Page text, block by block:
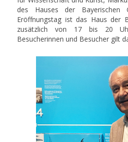
des Hauses der Bayerischen
Eröffnungstag ist das Haus der
zusätzlich von 17 bis 20
Besucherinnen und Besucher gilt